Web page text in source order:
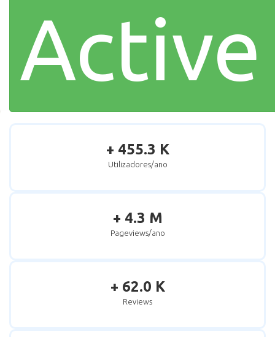
+ 455.3 K
Utilizadores/ano
+ 4.3 M
Pageviews/ano
+ 62.0 K
Reviews